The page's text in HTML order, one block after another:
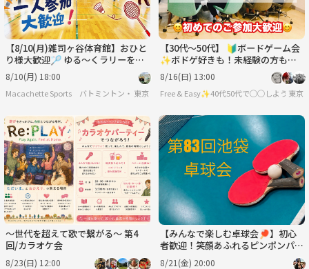
【8/10(月)雑司ヶ谷体育館】おひと
り様大歓迎🏸 ゆる～くラリーを繋
ぐ社会人エンジョイバドミントン交
流会✨
8/10(月) 18:00
Macachette Sports バトミントン・フットサル
東京
【30代〜50代】 🔰ボードゲーム会
✨ボドゲ好きも！未経験の方も！
難しいルールは一切なし🙆‍♀️
8/16(日) 13:00
Free & Easy✨40代50代で◯◯しようの会
東京
〜世代を超えて歌で繋がる〜 第4
回/カラオケ会
8/23(日) 12:00
【みんなで楽しむ卓球会🏓】初心
者歓迎！笑顔あふれるピンポンパー
ティー
8/21(金) 20:00